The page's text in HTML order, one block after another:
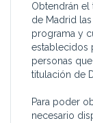
Obtendrán el
de Madrid
programa y
establecidos
personas
titulación de
Para poder
necesario